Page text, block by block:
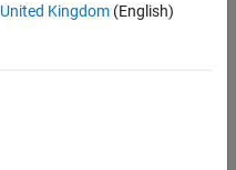
United Kingdom(English)